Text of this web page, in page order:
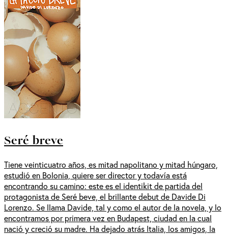
Seré breve
Tiene veinticuatro años, es mitad napolitano y mitad húngaro,
estudió en Bolonia, quiere ser director y todavía está
encontrando su camino: este es el identikit de partida del
protagonista de Seré beve, el brillante debut de Davide Di
Lorenzo. Se llama Davide, tal y como el autor de la novela, y lo
encontramos por primera vez en Budapest, ciudad en la cual
nació y creció su madre. Ha dejado atrás Italia, los amigos, la